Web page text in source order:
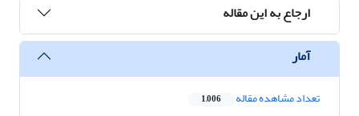
ارجاع به این مقاله
آمار
تعداد مشاهده مقاله 1,006